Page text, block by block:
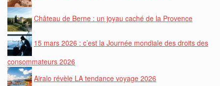
Château de Berne : un joyau caché de la Provence
15 mars 2026 : c’est la Journée mondiale des droits des
consommateurs 2026
Airalo révèle LA tendance voyage 2026